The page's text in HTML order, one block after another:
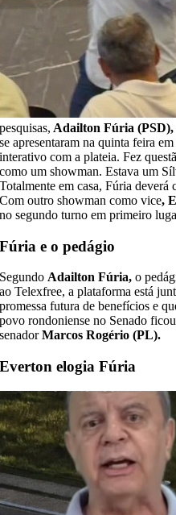
pesquisas, Adailton Fúria (PSD),
se apresentaram na quinta feira
interativo com a plateia. Fez
como um showman. Estava um
Totalmente em casa, Fúria deverá
Com outro showman como vice,
no segundo turno em primeiro
Fúria e o pedágio
Segundo Adailton Fúria,o
ao Telexfree, a plataforma está
promessa futura de benefícios e
povo rondoniense no Senado
senadorMarcos Rogério (PL).
Everton elogia Fúria